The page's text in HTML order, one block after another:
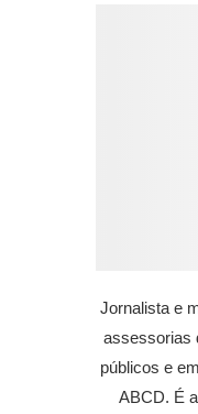
Jornalista e
assessorias
públicos e
ABCD. É